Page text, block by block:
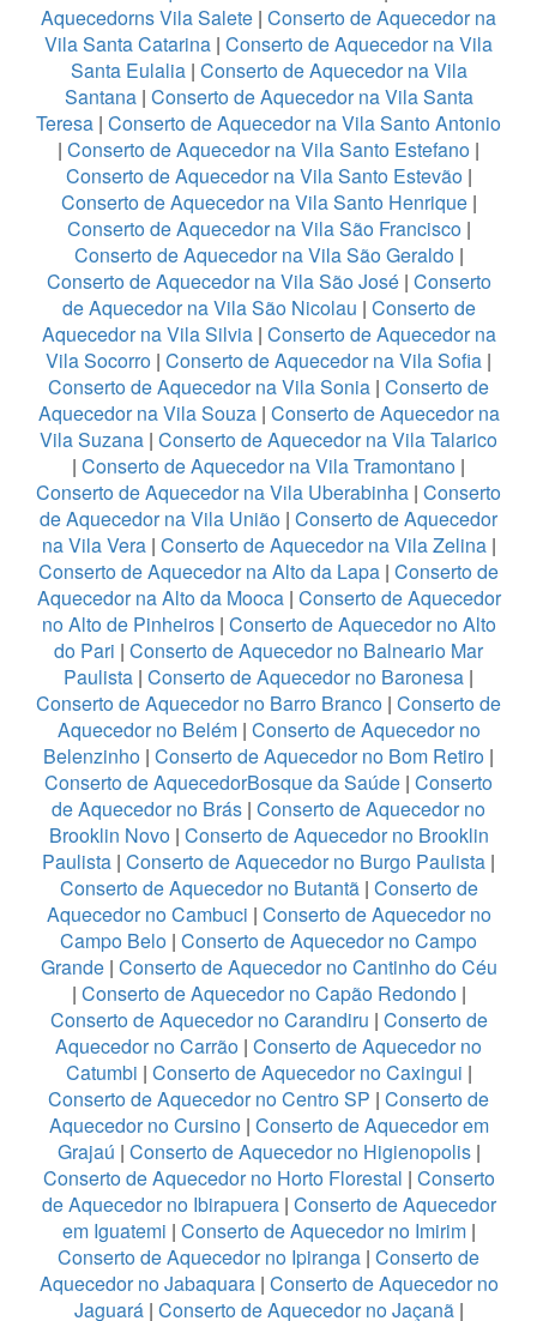
Aquecedorns Vila Salete | Conserto de Aquecedor na
Vila Santa Catarina | Conserto de Aquecedor na Vila
Santa Eulalia| Conserto de Aquecedor na Vila
Santana| Conserto de Aquecedor na Vila Santa
Teresa | Conserto de Aquecedor na Vila Santo Antonio
| Conserto de Aquecedor na Vila Santo Estefano |
Conserto de Aquecedor na Vila Santo Estevão|
Conserto de Aquecedor na Vila Santo Henrique|
Conserto de Aquecedor na Vila São Francisco|
Conserto de Aquecedor na Vila São Geraldo|
Conserto de Aquecedor na Vila São José| Conserto
de Aquecedor na Vila São Nicolau | Conserto de
Aquecedor na Vila Silvia| Conserto de Aquecedor na
Vila Socorro | Conserto de Aquecedor na Vila Sofia |
Conserto de Aquecedor na Vila Sonia | Conserto de
Aquecedor na Vila Souza| Conserto de Aquecedor na
Vila Suzana | Conserto de Aquecedor na Vila Talarico
| Conserto de Aquecedor na Vila Tramontano |
Conserto de Aquecedor na Vila Uberabinha | Conserto
de Aquecedor na Vila União | Conserto de Aquecedor
na Vila Vera| Conserto de Aquecedor na Vila Zelina|
Conserto de Aquecedor na Alto da Lapa | Conserto de
Aquecedor na Alto da Mooca| Conserto de Aquecedor
no Alto de Pinheiros| Conserto de Aquecedor no Alto
do Pari | Conserto de Aquecedor no Balneario Mar
Paulista | Conserto de Aquecedor no Baronesa |
Conserto de Aquecedor no Barro Branco | Conserto de
Aquecedor no Belém| Conserto de Aquecedor no
Belenzinho | Conserto de Aquecedor no Bom Retiro |
Conserto de AquecedorBosque da Saúde | Conserto
de Aquecedor no Brás | Conserto de Aquecedor no
Brooklin Novo| Conserto de Aquecedor no Brooklin
Paulista | Conserto de Aquecedor no Burgo Paulista |
Conserto de Aquecedor no Butantã| Conserto de
Aquecedor no Cambuci | Conserto de Aquecedor no
Campo Belo | Conserto de Aquecedor no Campo
Grande| Conserto de Aquecedor no Cantinho do Céu
| Conserto de Aquecedor no Capão Redondo|
Conserto de Aquecedor no Carandiru | Conserto de
Aquecedor no Carrão | Conserto de Aquecedor no
Catumbi | Conserto de Aquecedor no Caxingui |
Conserto de Aquecedor no Centro SP | Conserto de
Aquecedor no Cursino| Conserto de Aquecedor em
Grajaú | Conserto de Aquecedor no Higienopolis|
Conserto de Aquecedor no Horto Florestal | Conserto
de Aquecedor no Ibirapuera| Conserto de Aquecedor
em Iguatemi | Conserto de Aquecedor no Imirim|
Conserto de Aquecedor no Ipiranga | Conserto de
Aquecedor no Jabaquara| Conserto de Aquecedor no
Jaguará| Conserto de Aquecedor no Jaçanã|